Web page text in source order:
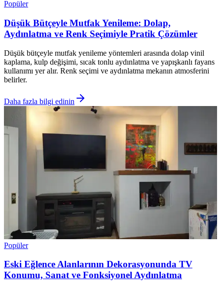
Popüler
Düşük Bütçeyle Mutfak Yenileme: Dolap,
Aydınlatma ve Renk Seçimiyle Pratik Çözümler
Düşük bütçeyle mutfak yenileme yöntemleri arasında dolap vinil
kaplama, kulp değişimi, sıcak tonlu aydınlatma ve yapışkanlı fayans
kullanımı yer alır. Renk seçimi ve aydınlatma mekanın atmosferini
belirler.
Daha fazla bilgi edinin
Popüler
Eski Eğlence Alanlarının Dekorasyonunda TV
Konumu, Sanat ve Fonksiyonel Aydınlatma